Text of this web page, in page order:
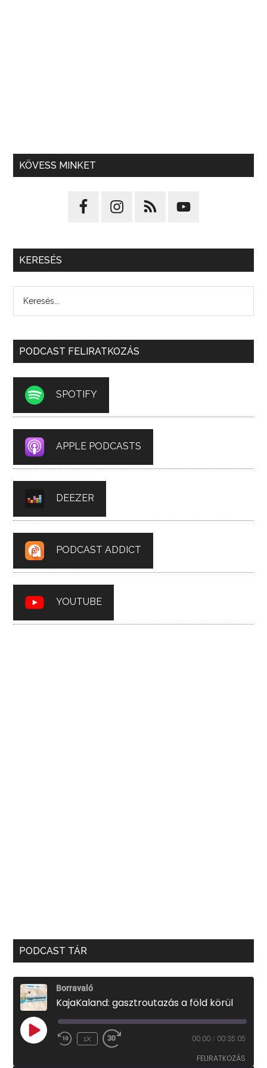
KÖVESS MINKET
KERESÉS
PODCAST FELIRATKOZÁS
SPOTIFY
APPLE PODCASTS
DEEZER
PODCAST ADDICT
YOUTUBE
PODCAST TÁR
Borravaló
KajaKaland: gasztroutazás a föld körül
PLAY
EPISODE
1X 00:00 / 00:35:05
FELIRATKOZÁS